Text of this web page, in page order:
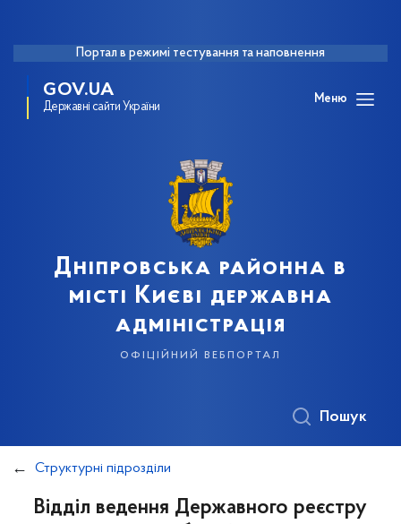
Портал в режимі тестування та наповнення
GOV.UA
Державні сайти України
Меню
Дніпровська районна в
місті Києві державна
адміністрація
офіційний вебпортал
Пошук
Структурні підрозділи
Відділ ведення Державного реєстру